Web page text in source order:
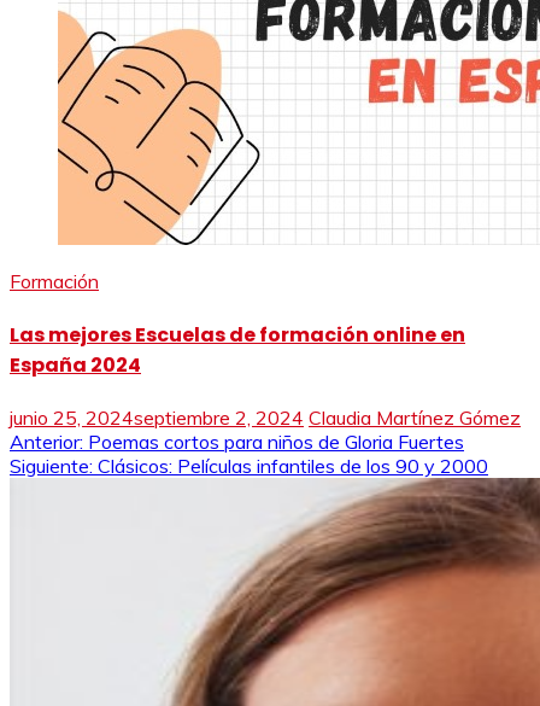
Formación
Las mejores Escuelas de formación online en
España 2024
junio 25, 2024septiembre 2, 2024 Claudia Martínez Gómez
Navegación
de
Anterior: Poemas cortos para niños de Gloria Fuertes
Siguiente: Clásicos: Películas infantiles de los 90 y 2000